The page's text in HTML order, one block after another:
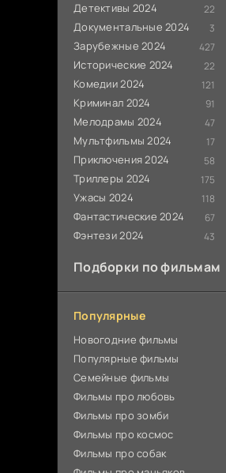
Детективы 2024 22
Документальные 2024 3
Зарубежные 2024 427
Исторические 2024 22
Комедии 2024 121
Криминал 2024 91
Мелодрамы 2024 47
Мультфильмы 2024 17
Приключения 2024 58
Триллеры 2024 175
Ужасы 2024 118
Фантастические 2024 67
Фэнтези 2024 43
Подборки по фильмам
Популярные
Новогодние фильмы
Популярные фильмы
Cемейные фильмы
Фильмы про любовь
Фильмы про зомби
Фильмы про космос
Фильмы про собак